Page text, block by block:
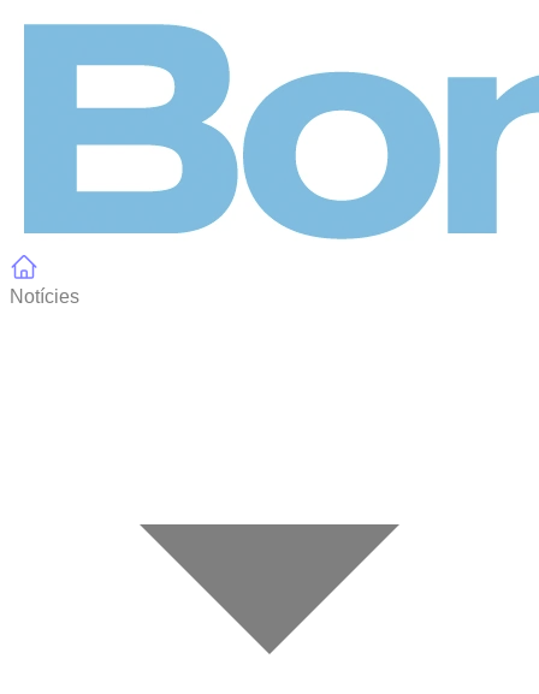
Notícies